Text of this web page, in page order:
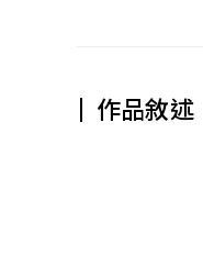
作品敘述